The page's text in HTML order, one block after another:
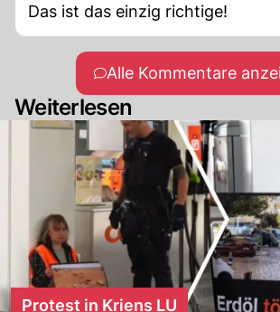
Das ist das einzig richtige!
Alle Kommentare
Weiterlesen
Protest in Kriens LU